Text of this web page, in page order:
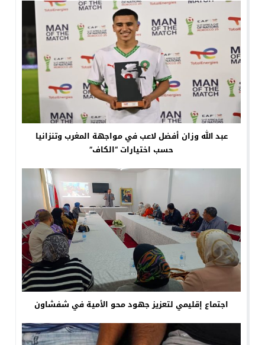
عبد الله وزان أفضل لاعب في مواجهة المغرب وتنزانيا
حسب اختيارات “الكاف”
اجتماع إقليمي لتعزيز جهود محو الأمية في شفشاون